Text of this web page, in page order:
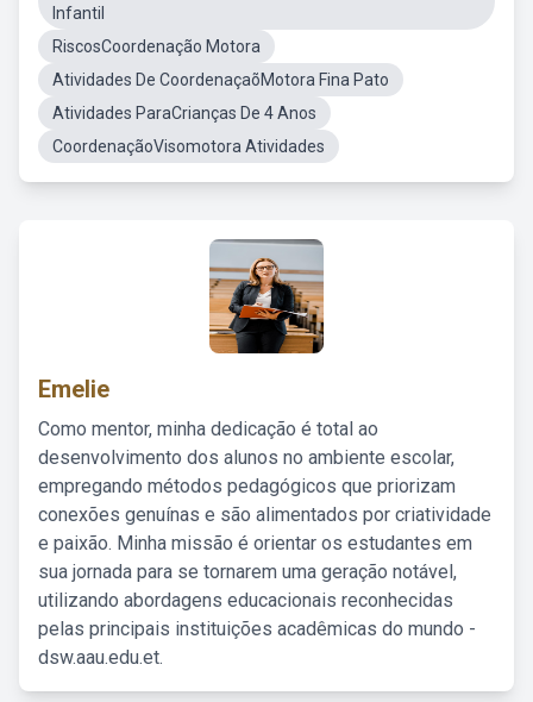
Infantil
RiscosCoordenação Motora
Atividades De CoordenaçaõMotora Fina Pato
Atividades ParaCrianças De 4 Anos
CoordenaçãoVisomotora Atividades
Emelie
Como mentor, minha dedicação é total ao
desenvolvimento dos alunos no ambiente escolar,
empregando métodos pedagógicos que priorizam
conexões genuínas e são alimentados por criatividade
e paixão. Minha missão é orientar os estudantes em
sua jornada para se tornarem uma geração notável,
utilizando abordagens educacionais reconhecidas
pelas principais instituições acadêmicas do mundo -
dsw.aau.edu.et.